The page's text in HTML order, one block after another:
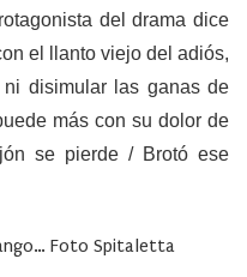
del drama dice
el llanto viejo del adiós,
disimular las ganas de
más con su dolor de
se pierde / Brotó ese
Foto Spitaletta